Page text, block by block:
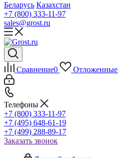
Беларусь Казахстан
+7 (800) 333-11-97
sales@grost.ru
Сравнение0 Отложенные
Телефоны
+7 (800) 333-11-97
+7 (495) 648-61-19
+7 (499) 288-89-17
Заказать звонок